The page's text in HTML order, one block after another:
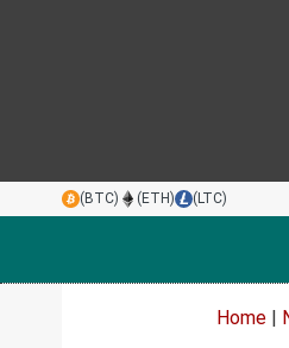
(BTC) (ETH) (LTC)
Home |